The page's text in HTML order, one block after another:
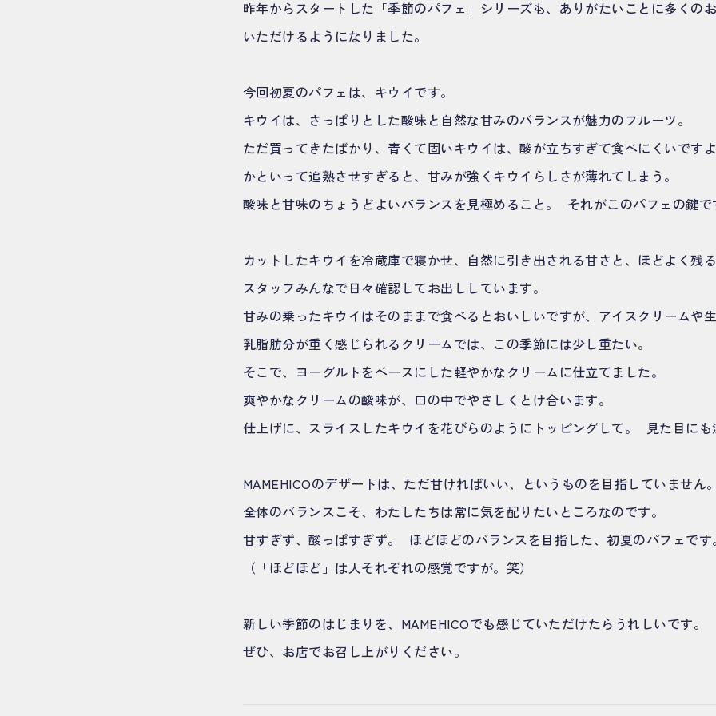
昨年からスタートした「季節のパフェ」シリーズも、ありがたいことに多くの
いただけるようになりました。
今回初夏のパフェは、キウイです。
キウイは、さっぱりとした酸味と自然な甘みのバランスが魅力のフルーツ。
ただ買ってきたばかり、青くて固いキウイは、酸が立ちすぎて食べにくいですよ
かといって追熟させすぎると、甘みが強くキウイらしさが薄れてしまう。
酸味と甘味のちょうどよいバランスを見極めること。 それがこのパフェの鍵で
カットしたキウイを冷蔵庫で寝かせ、自然に引き出される甘さと、ほどよく残る
スタッフみんなで日々確認してお出ししています。
甘みの乗ったキウイはそのままで食べるとおいしいですが、アイスクリームや
乳脂肪分が重く感じられるクリームでは、この季節には少し重たい。
そこで、ヨーグルトをベースにした軽やかなクリームに仕立てました。
爽やかなクリームの酸味が、口の中でやさしくとけ合います。
仕上げに、スライスしたキウイを花びらのようにトッピングして。 見た目にも
MAMEHICOのデザートは、ただ甘ければいい、というものを目指していません
全体のバランスこそ、わたしたちは常に気を配りたいところなのです。
甘すぎず、酸っぱすぎず。 ほどほどのバランスを目指した、初夏のパフェです
（「ほどほど」は人それぞれの感覚ですが。笑）
新しい季節のはじまりを、MAMEHICOでも感じていただけたらうれしいです。
ぜひ、お店でお召し上がりください。